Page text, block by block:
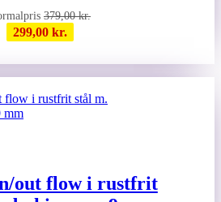
379,00kr.
299,00 kr.
out flow i rustfrit